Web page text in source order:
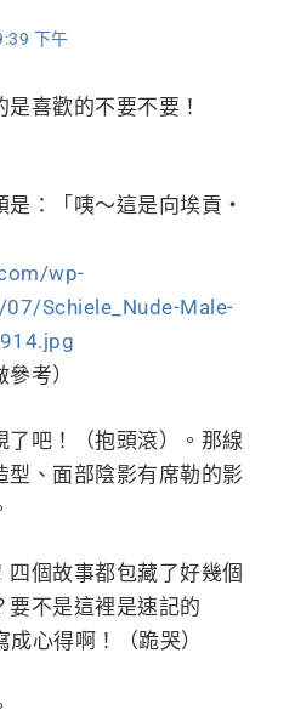
下午
喜歡的不要不要！
是：「咦～這是向埃貢‧
wp-
Schiele_Nude-Male-
考）
吧！（抱頭滾）。那線
、面部陰影有席勒的影
個故事都包藏了好幾個
要不是這裡是速記的
心得啊！（跪哭）